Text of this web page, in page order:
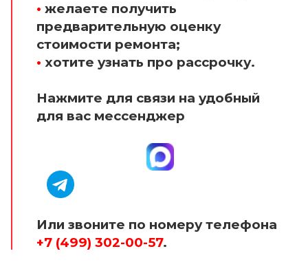
• желаете получить
предварительную оценку
стоимости ремонта;
• хотите узнать про рассрочку.
Нажмите для связи на удобный
для вас мессенджер
Или звоните по номеру телефона
+7 (499) 302-00-57.